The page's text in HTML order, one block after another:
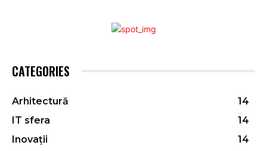
CATEGORIES
Arhitectură
14
IT sfera
14
Inovații
14